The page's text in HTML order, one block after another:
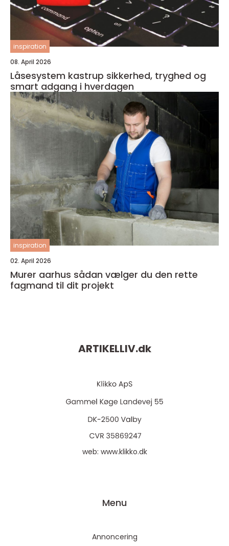
inspiration
08. April 2026
Låsesystem kastrup sikkerhed, tryghed og
smart adgang i hverdagen
inspiration
02. April 2026
Murer aarhus sådan vælger du den rette
fagmand til dit projekt
ARTIKELLIV.dk
web: www.klikko.dk
Menu
Annoncering